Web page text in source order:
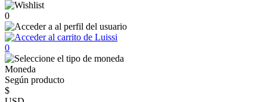
0
0
Moneda
Según producto
$